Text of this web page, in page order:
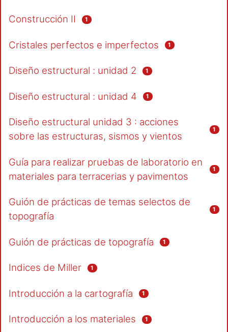
Construcción II 1
Cristales perfectos e imperfectos 1
Diseño estructural : unidad 2 1
Diseño estructural : unidad 4 1
Diseño estructural unidad 3 : acciones
sobre las estructuras, sismos y vientos
1
Guía para realizar pruebas de laboratorio en
materiales para terracerias y pavimentos
1
Guión de prácticas de temas selectos de
topografía
1
Guión de prácticas de topografía 1
Indices de Miller 1
Introducción a la cartografía 1
Introducción a los materiales 1